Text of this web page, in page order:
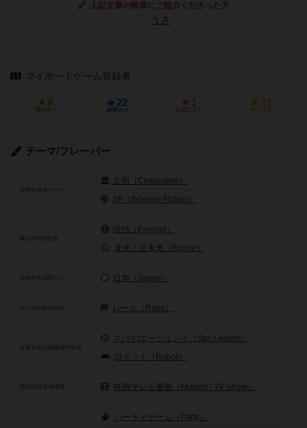
上記文章の執筆にご協力くださった方
うさ
マイボードゲーム登録者
9
興味あり
22
経験あり
1
お気に入り
31
持ってる
テーマ/フレーバー
世界観/基本テーマ
文明（Civilization）
SF（Science Fiction）
舞台の時代背景
現代（Present）
未来・近未来（Future）
地域や文化圏など 日本（Japan）
ゲームの基本目的 レース（Race）
スパイ/エージェント（Spy / Agent）
ロボット（Robot）
政治経済/各種産業 映画/テレビ番組（Movies / TV Show）
パーティゲーム（Party）